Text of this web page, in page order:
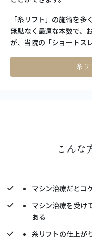
「糸リフト」の施術を多
無駄なく最適な本数で、
が、当院の「ショートス
糸リ
こんな
マシン治療だとコ
マシン治療を受け
ある
糸リフトの仕上が